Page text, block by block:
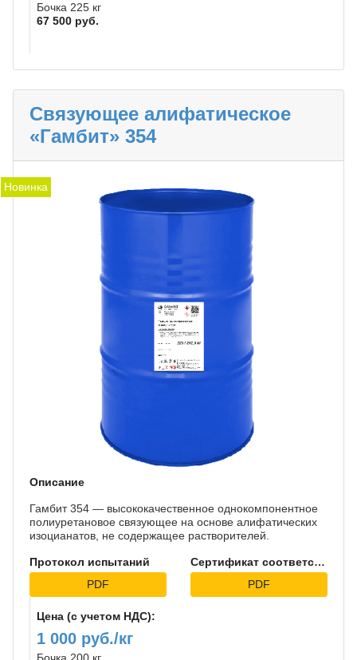
Бочка 225 кг
67 500 руб.
Связующее алифатическое
«Гамбит» 354
Новинка
Описание
Гамбит 354 — высококачественное однокомпонентное
полиуретановое связующее на основе алифатических
изоцианатов, не содержащее растворителей.
Протокол испытаний
PDF
Сертификат соответствия
PDF
Цена (с учетом НДС):
1 000 руб./кг